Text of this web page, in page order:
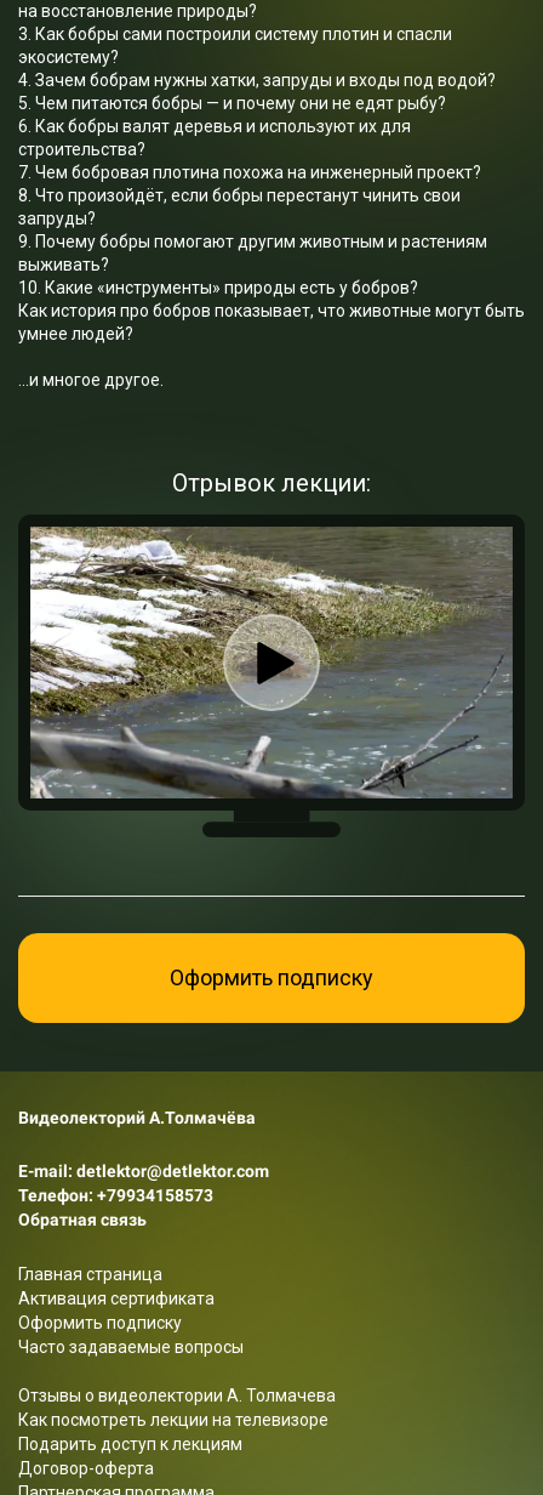
на восстановление природы?
3. Как бобры сами построили систему плотин и спасли
экосистему?
4. Зачем бобрам нужны хатки, запруды и входы под водой?
5. Чем питаются бобры — и почему они не едят рыбу?
6. Как бобры валят деревья и используют их для
строительства?
7. Чем бобровая плотина похожа на инженерный проект?
8. Что произойдёт, если бобры перестанут чинить свои
запруды?
9. Почему бобры помогают другим животным и растениям
выживать?
10. Какие «инструменты» природы есть у бобров?
Как история про бобров показывает, что животные могут быть
умнее людей?
…и многое другое.
Отрывок лекции:
Оформить подписку
Видеолекторий А.Толмачёва
E-mail: detlektor@detlektor.com
Телефон: +79934158573
Обратная связь
Главная страница
Активация сертификата
Оформить подписку
Часто задаваемые вопросы
Отзывы о видеолектории А. Толмачева
Как посмотреть лекции на телевизоре
Подарить доступ к лекциям
Договор-оферта